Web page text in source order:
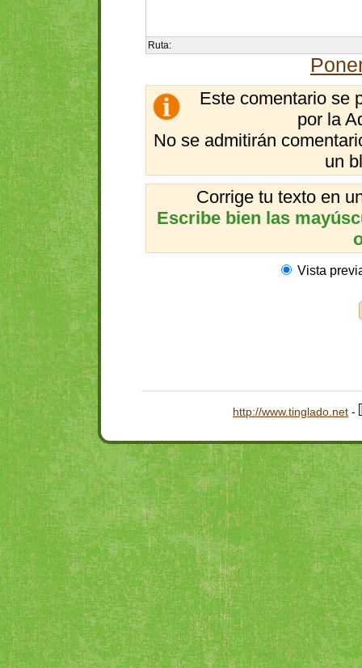
Ruta:
Este comentario se
por la
No se admitirán
un
Corrige tu texto en
Escribe bien las
Vista
http://www.tinglado.net -